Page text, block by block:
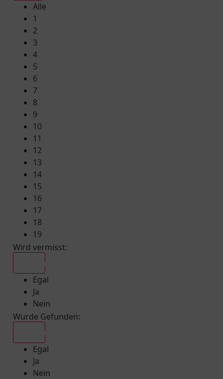
Alle
1
2
3
4
5
6
7
8
9
10
11
12
13
14
15
16
17
18
19
Wird vermisst:
Egal
Ja
Nein
Wurde Gefunden:
Egal
Ja
Nein